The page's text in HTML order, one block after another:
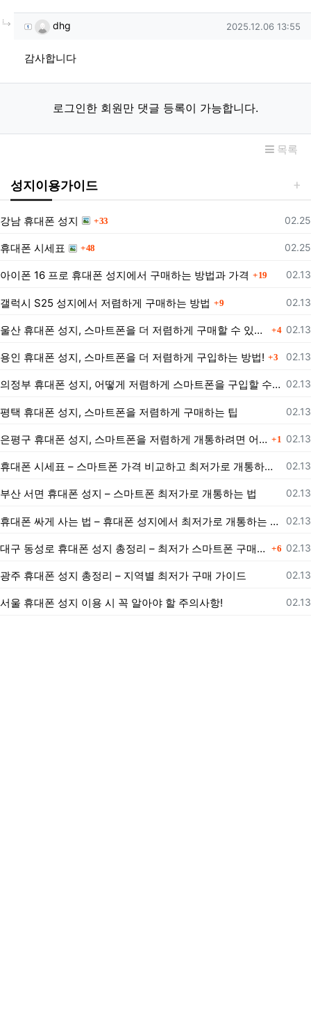
dhg님의
dhg 작성일
2025.12.06 13:55
감사합니다
로그인한 회원만 댓글 등록이 가능합니다.
목록
성지이용가이드
등록
02.25
강남 휴대폰 성지 33
등록
02.25
휴대폰 시세표 48
등록
02.13
아이폰 16 프로 휴대폰 성지에서 구매하는 방법과 가격 19
등록
02.13
갤럭시 S25 성지에서 저렴하게 구매하는 방법 9
등록
02.13
울산 휴대폰 성지, 스마트폰을 더 저렴하게 구매할 수 있는 방법은? 댓글
4
등록
02.13
용인 휴대폰 성지, 스마트폰을 더 저렴하게 구입하는 방법! 댓글
3
등록
02.13
의정부 휴대폰 성지, 어떻게 저렴하게 스마트폰을 구입할 수 있을까?
등록
02.13
평택 휴대폰 성지, 스마트폰을 저렴하게 구매하는 팁
등록
02.13
은평구 휴대폰 성지, 스마트폰을 저렴하게 개통하려면 어떻게 해야 할까? 댓글
1
등록
02.13
휴대폰 시세표 – 스마트폰 가격 비교하고 최저가로 개통하는 법
등록
02.13
부산 서면 휴대폰 성지 – 스마트폰 최저가로 개통하는 법
등록
02.13
휴대폰 싸게 사는 법 – 휴대폰 성지에서 최저가로 개통하는 노하우
등록
02.13
대구 동성로 휴대폰 성지 총정리 – 최저가 스마트폰 구매 가이드 댓글
6
등록
02.13
광주 휴대폰 성지 총정리 – 지역별 최저가 구매 가이드
등록
02.13
서울 휴대폰 성지 이용 시 꼭 알아야 할 주의사항!